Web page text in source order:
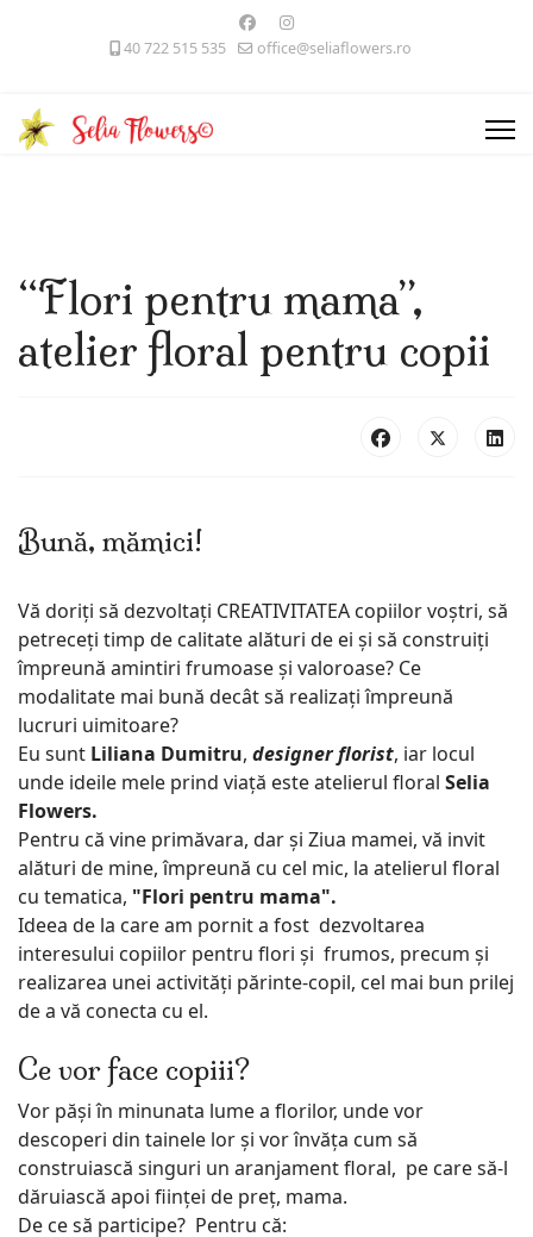
40 722 515 535 office@seliaflowers.ro
“Flori pentru mama”,
atelier floral pentru copii
Bună, mămici!
Vă doriți să dezvoltați CREATIVITATEA copiilor voștri, să
petreceți timp de calitate alături de ei și să construiți
împreună amintiri frumoase și valoroase? Ce
modalitate mai bună decât să realizați împreună
lucruri uimitoare?
Eu sunt Liliana Dumitru, designer florist, iar locul
unde ideile mele prind viață este atelierul floral Selia
Flowers.
Pentru că vine primăvara, dar și Ziua mamei, vă invit
alături de mine, împreună cu cel mic, la atelierul floral
cu tematica, "Flori pentru mama".
Ideea de la care am pornit a fost dezvoltarea
interesului copiilor pentru flori și frumos, precum și
realizarea unei activități părinte-copil, cel mai bun prilej
de a vă conecta cu el.
Ce vor face copiii?
Vor păși în minunata lume a florilor, unde vor
descoperi din tainele lor și vor învăța cum să
construiască singuri un aranjament floral, pe care să-l
dăruiască apoi ființei de preț, mama.
De ce să participe? Pentru că: